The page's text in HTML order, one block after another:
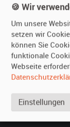
Fotos senden
Fragen für
Inserat verwalten
SPECIAL
Berühmte
🍪 Wir
Um unsere
setzen wir
können Sie
funktionale
Webseite
Einstellungen